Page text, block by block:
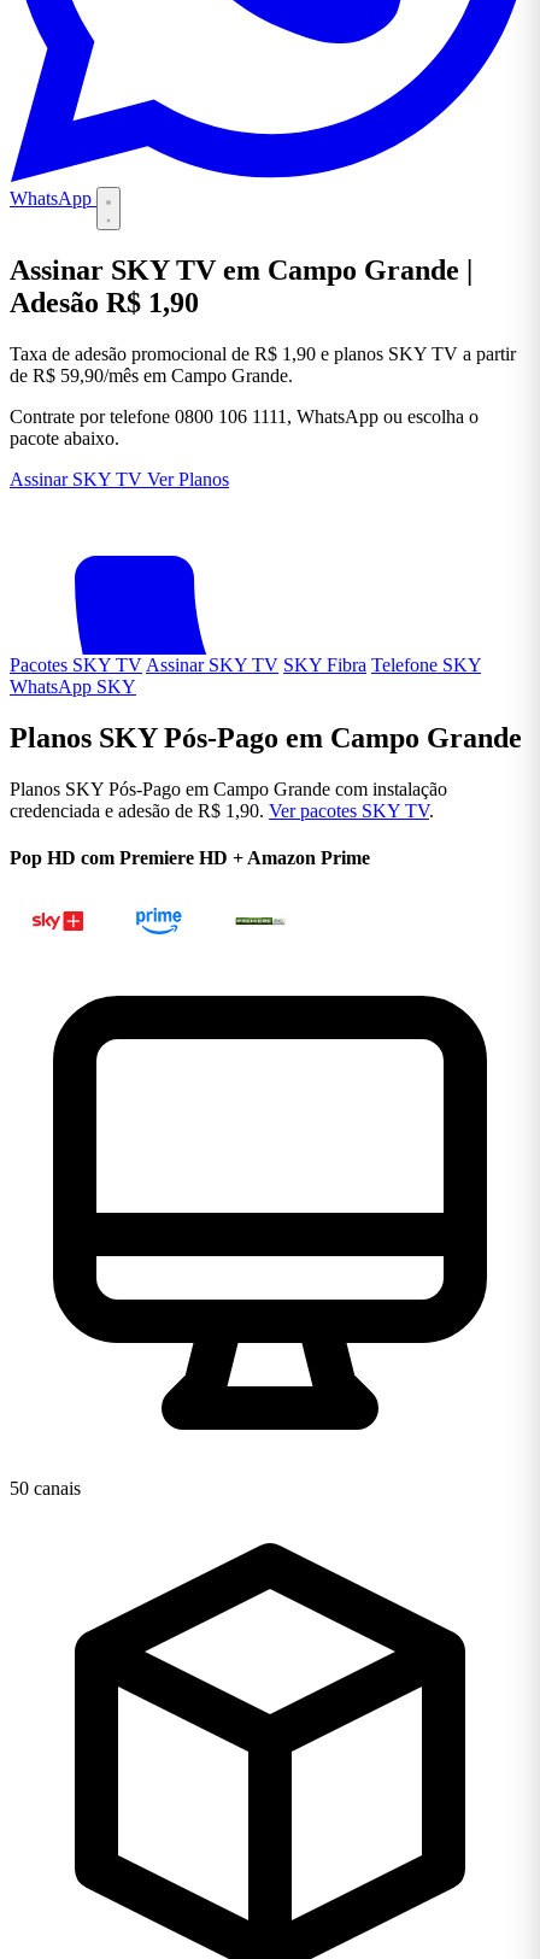
WhatsApp
Assinar SKY TV em Campo Grande |
Adesão R$ 1,90
Taxa de adesão promocional de R$ 1,90 e planos SKY TV a partir
de R$ 59,90/mês em Campo Grande.
Contrate por telefone 0800 106 1111, WhatsApp ou escolha o
pacote abaixo.
Assinar SKY TV Ver Planos
Ligar 0800 106 1111
Pacotes SKY TV Assinar SKY TV SKY Fibra Telefone SKY
WhatsApp SKY
Planos SKY Pós-Pago em Campo Grande
Planos SKY Pós-Pago em Campo Grande com instalação
credenciada e adesão de R$ 1,90. Ver pacotes SKY TV.
Pop HD com Premiere HD + Amazon Prime
50 canais